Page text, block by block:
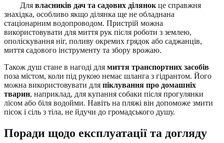
Для власників дач та садових ділянок це справжня
знахідка, особливо якщо ділянка ще не обладнана
стаціонарним водопроводом. Пристрій можна
використовувати для миття рук після роботи з землею,
ополіскування ніг, поливу окремих грядок або саджанців,
миття садового інструменту та збору врожаю.
Також душ стане в нагоді для миття транспортних засобів
поза містом, коли під рукою немає шланга з гідрантом. Його
можна використовувати для піклування про домашніх
тварин, наприклад, для купання собаки після прогулянки
лісом або біля водойми. Навіть на пляжі він допоможе змити
пісок і сіль з тіла, не йдучи до громадського душу.
Поради щодо експлуатації та догляду